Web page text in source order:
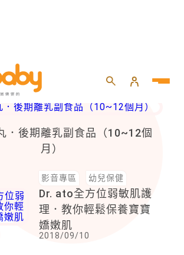
健
．後期離乳副食品（10~12個
月）
影音專區 幼兒保健
Dr. ato全方位弱敏肌護
理．教你輕鬆保養寶寶
嬌嫩肌
2018/09/10